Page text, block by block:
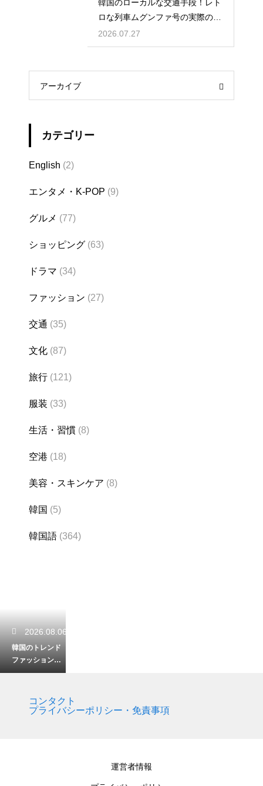
韓国のローカルな交通手段！レト
ロな列車ムグンファ号の実際の乗
り心地
2026.07.27
アーカイブ
カテゴリー
English (2)
エンタメ・K-POP (9)
グルメ (77)
ショッピング (63)
ドラマ (34)
ファッション (27)
交通 (35)
文化 (87)
旅行 (121)
服装 (33)
生活・習慣 (8)
空港 (18)
美容・スキンケア (8)
韓国 (5)
韓国語 (364)
2026.08.06
韓国のトレンド
ファッションを
楽しむ！骨格ウ
スタイルの特徴
コンタクト
プライバシーポリシー・免責事項
運営者情報